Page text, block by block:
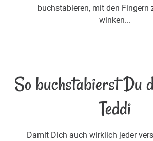
buchstabieren, mit den Fingern
winken...
So buchstabierst Du
Teddi
Damit Dich auch wirklich jeder